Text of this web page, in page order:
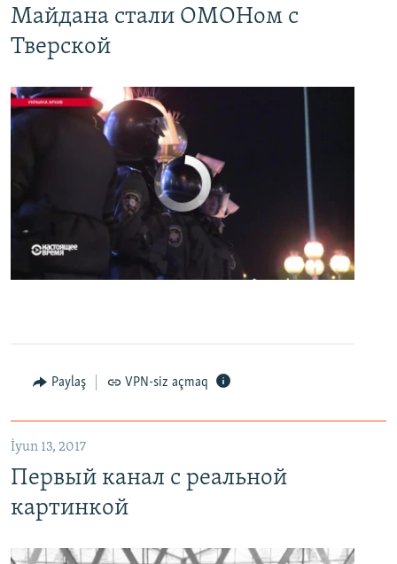
Майдана стали ОМОНом с
Тверской
No media source currently available
Paylaş VPN-siz açmaq
İyun 13, 2017
Первый канал с реальной
картинкой
EMBED